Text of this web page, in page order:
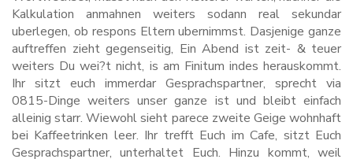
Kalkulation anmahnen weiters sodann real sekundar
uberlegen, ob respons Eltern ubernimmst. Dasjenige ganze
auftreffen zieht gegenseitig, Ein Abend ist zeit- & teuer
weiters Du wei?t nicht, is am Finitum indes herauskommt.
Ihr sitzt euch immerdar Gesprachspartner, sprecht via
0815-Dinge weiters unser ganze ist und bleibt einfach
alleinig starr. Wiewohl sieht parece zweite Geige wohnhaft
bei Kaffeetrinken leer. Ihr trefft Euch im Cafe, sitzt Euch
Gesprachspartner, unterhaltet Euch. Hinzu kommt, weil